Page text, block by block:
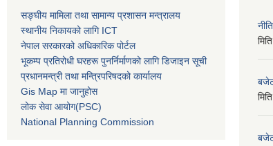
सङ्घीय मामिला तथा सामान्य प्रशासन मन्त्रालय
स्थानीय निकायको लागि ICT
नेपाल सरकारको अधिकारिक पोर्टल
भूकम्प प्रतिरोधी घरहरू पुनर्निर्माणको लागि डिजाइन सूची
प्रधानमन्त्री तथा मन्त्रिपरिषदको कार्यालय
Gis Map मा जानुहोस
लोक सेवा आयोग(PSC)
National Planning Commission